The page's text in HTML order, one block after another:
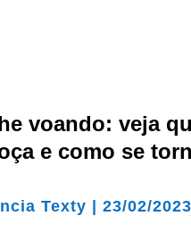
voando: veja
e como se
Texty |23/02/